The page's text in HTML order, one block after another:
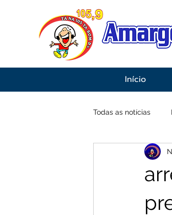
Início
Todas as notícias
Economia